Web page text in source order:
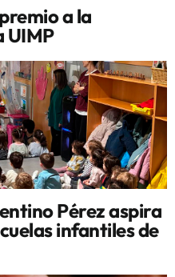
a la
UIMP
Pérez aspira
infantiles de